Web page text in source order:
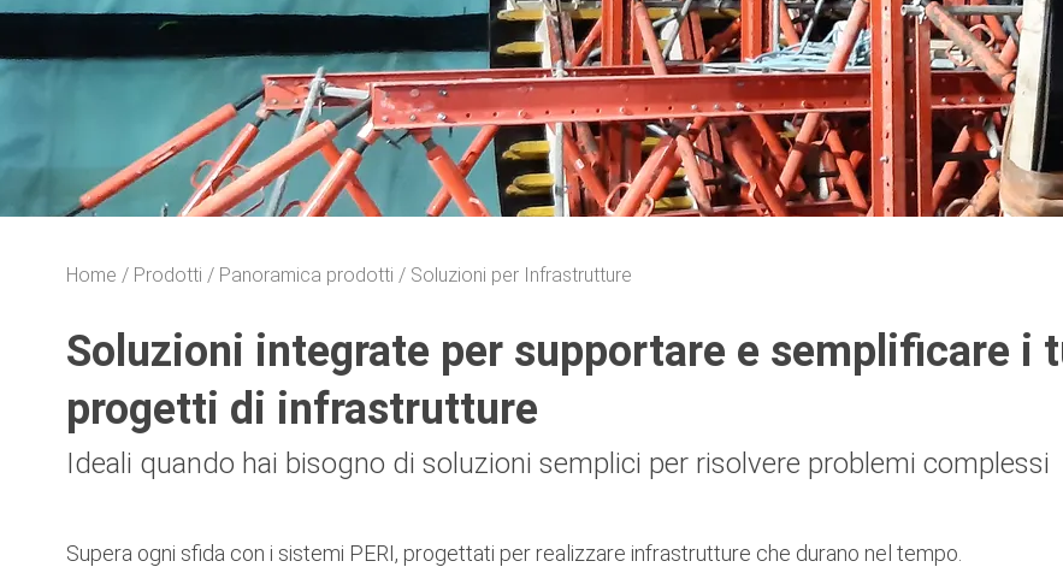
Home Prodotti Panoramica prodotti Soluzioni per Infrastrutture
Soluzioni integrate per supportare e semplificare i
progetti di infrastrutture
Ideali quando hai bisogno di soluzioni semplici per risolvere problemi complessi
Supera ogni sfida con i sistemi PERI, progettati per realizzare infrastrutture che durano nel tempo.